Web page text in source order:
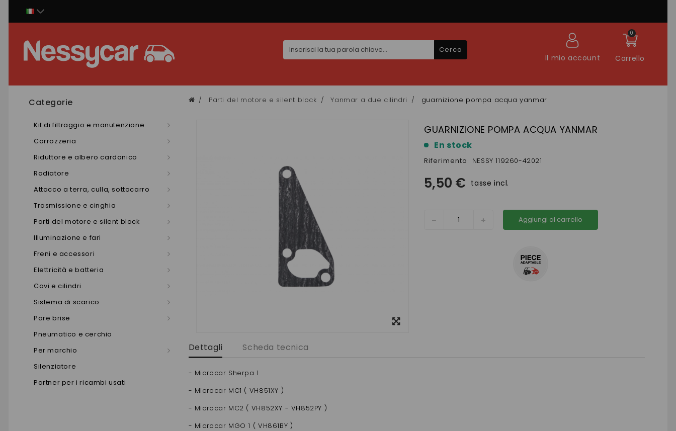
Carrello
0
Il mio account
Cerca
Categorie
Kit di filtraggio e manutenzione
Carrozzeria
Riduttore e albero cardanico
Radiatore
Attacco a terra, culla, sottocarro
Trasmissione e cinghia
Parti del motore e silent block
Illuminazione e fari
Freni e accessori
Elettricità e batteria
Cavi e cilindri
Sistema di scarico
Pare brise
Pneumatico e cerchio
Per marchio
Silenziatore
Partner per i ricambi usati
Parti del motore e silent block Yanmar a due cilindri guarnizione pompa acqua yanmar
GUARNIZIONE POMPA ACQUA YANMAR
En stock
Riferimento NESSY 119260-42021
5,50 € tasse incl.
Aggiungi al carrello
Dettagli Scheda tecnica
- Microcar Sherpa 1
- Microcar MC1 ( VH851XY )
- Microcar MC2 ( VH852XY - VH852PY )
- Microcar MGO 1 ( VH861BY )